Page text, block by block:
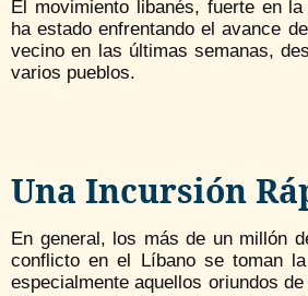
El movimiento libanés, fuerte en
ha estado enfrentando el avance
vecino en las últimas semanas,
varios pueblos.
Una Incursión
En general, los más de un millón
conflicto en el Líbano se toman
especialmente aquellos oriundos